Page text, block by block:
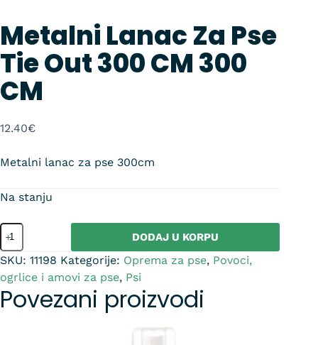
Metalni Lanac Za Pse
Tie Out 300 CM 300
CM
12.40€
Metalni lanac za pse 300cm
Na stanju
DODAJ U KORPU
SKU: 11198 Kategorije: Oprema za pse, Povoci,
ogrlice i amovi za pse, Psi
Povezani proizvodi